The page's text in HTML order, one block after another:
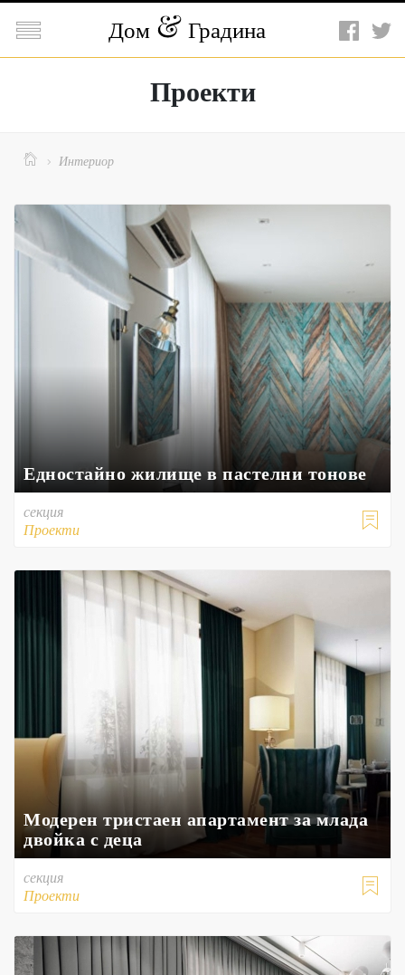
 Дом Градина
Проекти
  Интериор
Едностайно жилище в пастелни тонове

секция
Проекти
Модерен тристаен апартамент за млада
двойка с деца

секция
Проекти